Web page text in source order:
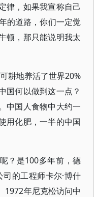
律，如果我宣称自己
的道路，你们一定觉
顿，那只能说明我太
耕地养活了世界20%
国何以做到这一点？
中国人食物中大约一
用化肥，一半的中国
？是100多年前，德
司的工程师卡尔·博什
1972年尼克松访问中